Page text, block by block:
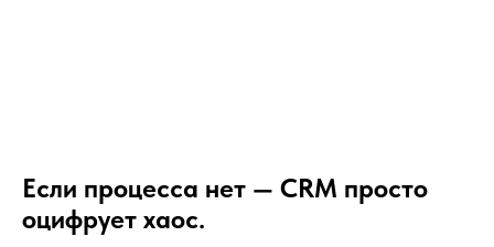
Если процесса нет — CRM просто
оцифрует хаос.